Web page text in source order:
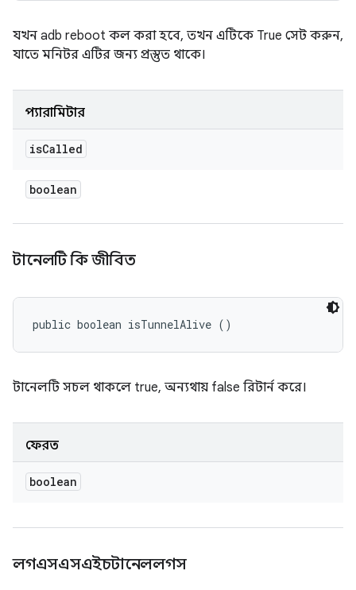
যখন adb reboot কল করা হবে, তখন এটিকে True সেট করুন,
যাতে মনিটর এটির জন্য প্রস্তুত থাকে।
প্যারামিটার
isCalled
boolean
টানেলটি কি জীবিত
public boolean isTunnelAlive ()
টানেলটি সচল থাকলে true, অন্যথায় false রিটার্ন করে।
ফেরত
boolean
লগএসএসএইচটানেললগস